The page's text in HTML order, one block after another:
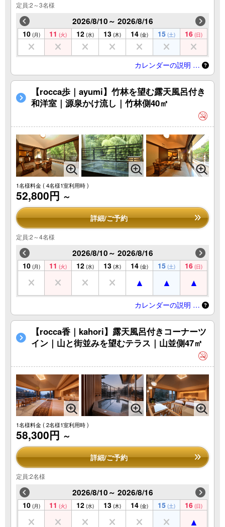
定員:2～3名様
2026/8/10～ 2026/8/16
10 (月) 11 (火) 12 (水) 13 (木) 14 (金) 15 (土) 16 (日)
カレンダーの説明 …
【rocca歩｜ayumi】竹林を望む露天風呂付き
和洋室｜源泉かけ流し｜竹林側40㎡
1名様料金( 4名様1室利用時 )
52,800円 ～
詳細/ご予約
定員:2～4名様
2026/8/10～ 2026/8/16
10 (月) 11 (火) 12 (水) 13 (木) 14 (金) 15 (土) 16 (日)
カレンダーの説明 …
【rocca香｜kahori】露天風呂付きコーナーツ
イン｜山と街並みを望むテラス｜山並側47㎡
1名様料金( 2名様1室利用時 )
58,300円 ～
詳細/ご予約
定員:2名様
2026/8/10～ 2026/8/16
10 (月) 11 (火) 12 (水) 13 (木) 14 (金) 15 (土) 16 (日)